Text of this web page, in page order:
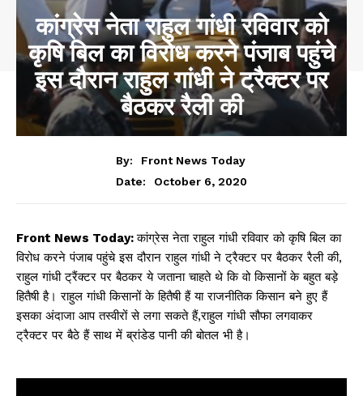
कांग्रेस नेता राहुल गांधी रविवार को
कृषि बिल का विरोध करने पंजाब पहुंचे
इस दौरान राहुल गांधी ने ट्रैक्टर पर
बैठकर रैली की
By:
Front News Today
Date:
October 6, 2020
Front News Today:कांग्रेस नेता राहुल गांधी रविवार को कृषि बिल का
विरोध करने पंजाब पहुंचे इस दौरान राहुल गांधी ने ट्रैक्टर पर बैठकर रैली की,
राहुल गांधी ट्रैंक्टर पर बैठकर ये जताना चाहते थे कि वो किसानों के बहुत बड़े
हितैषी है। राहुल गांधी किसानों के हितैषी हैं या राजनीतिक किसान बने हुए हैं
इसका अंदाजा आप तस्वीरों से लगा सकते हैं,राहुल गांधी सौफा लगवाकर
ट्रैक्टर पर बैठे हैं साथ में ब्रांडेड पानी की बोतल भी है।